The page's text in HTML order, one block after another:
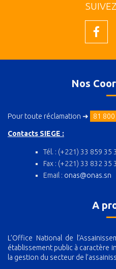
Nos
Pour toute réclamation ➜ 81
Contacts SIEGE :
Tél. : (+221) 33 859 35
Fax : (+221) 33 832 35
Email : onas@onas.sn
A
L’Office National de
établissement public à caractère
la gestion du secteur de